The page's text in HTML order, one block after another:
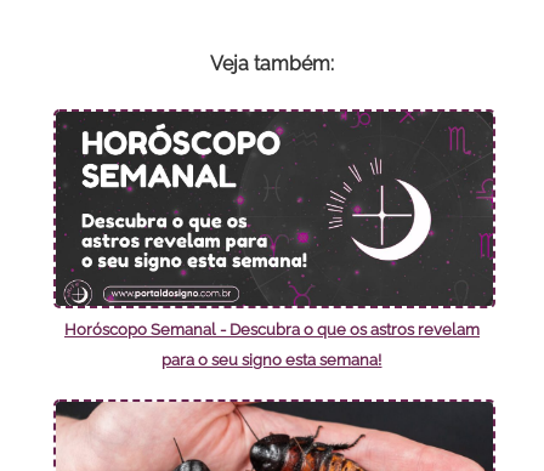
Veja também:
Horóscopo Semanal - Descubra o que os astros revelam
para o seu signo esta semana!